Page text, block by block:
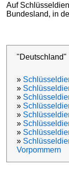
Auf
Bundesland, in
"Deutschland"
»
»
»
»
»
»
»
»
Vorpommern